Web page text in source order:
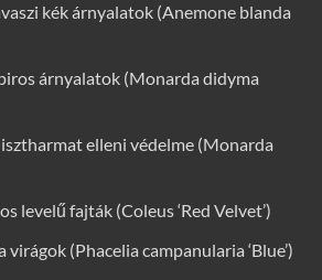
kék árnyalatok (Anemone blanda
árnyalatok (Monarda didyma
elleni védelme (Monarda
levelű fajták (Coleus ‘Red Velvet’)
(Phacelia campanularia ‘Blue’)